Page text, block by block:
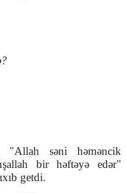
"Allah səni həməncik
bir həftəyə edər"
getdi.